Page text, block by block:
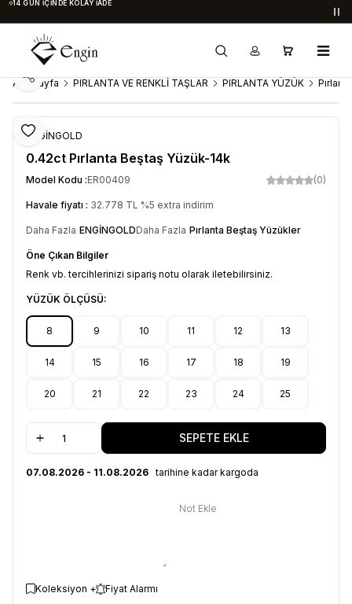
14 GÜN İÇINDE KOLAY İADE
Ana Sayfa PIRLANTA VE RENKLİ TAŞLAR PIRLANTA YÜZÜK
Favoriye Ekle
Paylaş
ENGİNGOLD
0.42ct Pırlanta Beştaş Yüzük-14k
Model Kodu :ER00409 (0)
Havale fiyatı : 32.778 TL %5 extra indirim
Daha Fazla ENGİNGOLDDaha Fazla Pırlanta Beştaş Yüzükler
Öne Çıkan Bilgiler
Renk vb. tercihlerinizi sipariş notu olarak iletebilirsiniz.
YÜZÜK ÖLÇÜSÜ:
8 9 10 11 12 13
14 15 16 17 18 19
20 21 22 23 24 25
SEPETE EKLE
07.08.2026 - 11.08.2026 tarihine kadar kargoda
Not Ekle
Koleksiyon + Fiyat Alarmı